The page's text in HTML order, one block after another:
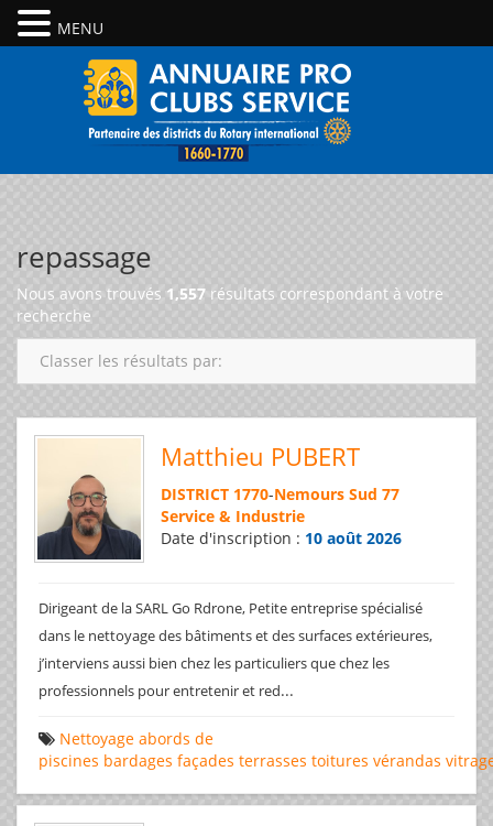
repassage
Nous avons trouvés 1,557 résultats correspondant à votre
recherche
Classer les résultats par:
Matthieu PUBERT
DISTRICT 1770-Nemours Sud 77
Service & Industrie
Date d'inscription : 10 août 2026
Dirigeant de la SARL Go Rdrone, Petite entreprise spécialisé
dans le nettoyage des bâtiments et des surfaces extérieures,
j’interviens aussi bien chez les particuliers que chez les
professionnels pour entretenir et red...
Nettoyage abords de
piscines bardages façades terrasses toitures vérandas
MENU